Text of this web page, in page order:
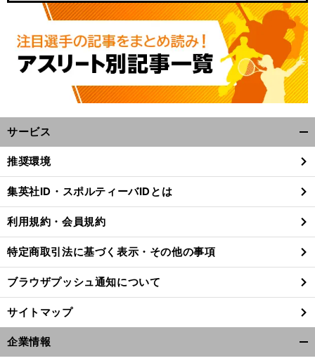
サービス
閉
る
推奨環境
集英社ID・スポルティーバIDとは
利用規約・会員規約
特定商取引法に基づく表示・その他の事項
ブラウザプッシュ通知について
サイトマップ
企業情報